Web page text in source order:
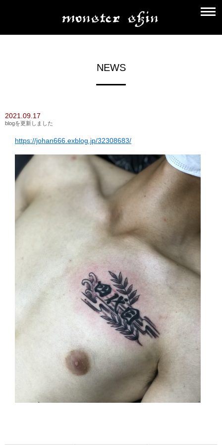
NEWS
2021.09.17
blogを更新しました
https://johan666.exblog.jp/32308683/